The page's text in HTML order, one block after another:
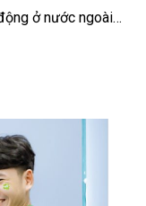
ở nước ngoài…